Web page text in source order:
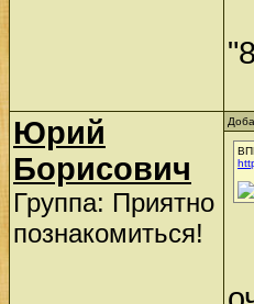
Юрий
Борисович
Группа: Приятно
познакомиться!